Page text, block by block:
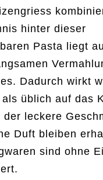
hinter dieser
Pasta liegt
Dadurch wirkt
als üblich auf das
der leckere
Duft bleiben
sind ohne